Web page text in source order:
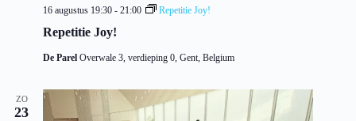
Repetitie Joy!
16 augustus 19:30 - 21:00 Repetitie Joy!
De Parel Overwale 3, verdieping 0, Gent, Belgium
ZO
23